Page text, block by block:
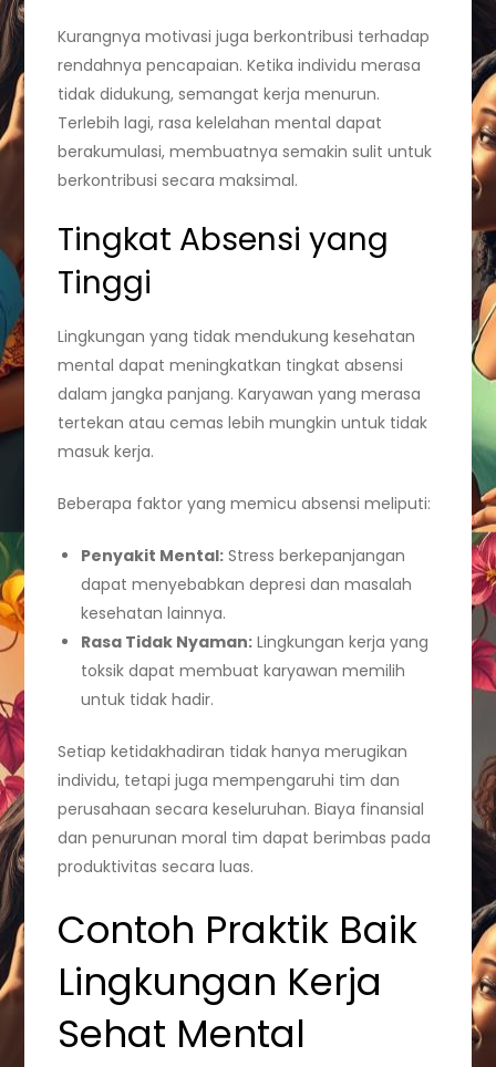
Kurangnya motivasi juga berkontribusi terhadap
rendahnya pencapaian. Ketika individu merasa
tidak didukung, semangat kerja menurun.
Terlebih lagi, rasa kelelahan mental dapat
berakumulasi, membuatnya semakin sulit untuk
berkontribusi secara maksimal.
Tingkat Absensi yang
Tinggi
Lingkungan yang tidak mendukung kesehatan
mental dapat meningkatkan tingkat absensi
dalam jangka panjang. Karyawan yang merasa
tertekan atau cemas lebih mungkin untuk tidak
masuk kerja.
Beberapa faktor yang memicu absensi meliputi:
Penyakit Mental: Stress berkepanjangan
dapat menyebabkan depresi dan masalah
kesehatan lainnya.
Rasa Tidak Nyaman: Lingkungan kerja yang
toksik dapat membuat karyawan memilih
untuk tidak hadir.
Setiap ketidakhadiran tidak hanya merugikan
individu, tetapi juga mempengaruhi tim dan
perusahaan secara keseluruhan. Biaya finansial
dan penurunan moral tim dapat berimbas pada
produktivitas secara luas.
Contoh Praktik Baik
Lingkungan Kerja
Sehat Mental